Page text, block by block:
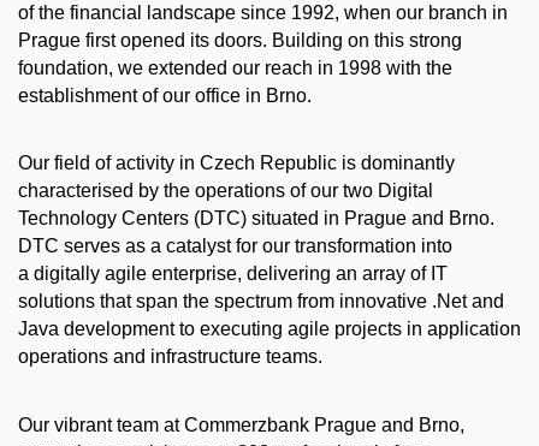
of the financial landscape since 1992, when our branch in
Prague first opened its doors. Building on this strong
foundation, we extended our reach in 1998 with the
establishment of our office in Brno.
Our field of activity in Czech Republic is dominantly
characterised by the operations of our two Digital
Technology Centers (DTC) situated in Prague and Brno.
DTC serves as a catalyst for our transformation into
a digitally agile enterprise, delivering an array of IT
solutions that span the spectrum from innovative .Net and
Java development to executing agile projects in application
operations and infrastructure teams.
Our vibrant team at Commerzbank Prague and Brno,